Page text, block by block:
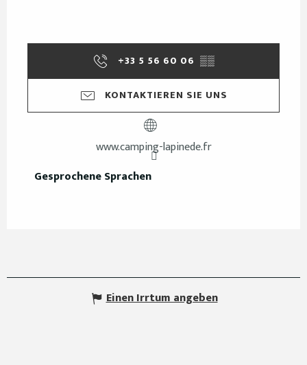
+33 5 56 60 06 ▒▒
KONTAKTIEREN SIE UNS
www.camping-lapinede.fr
Gesprochene Sprachen
Gesprochene Sprachen
Einen Irrtum angeben